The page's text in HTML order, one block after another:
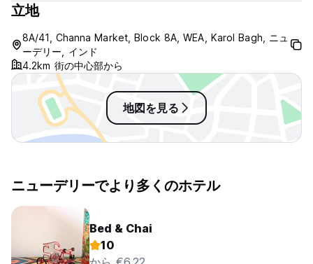
立地
8A/41, Channa Market, Block 8A, WEA, Karol Bagh, ニュ
ーデリー, インド
4.2km 街の中心部から
地図を見る
ニューデリーでより多くのホテル
Bed & Chai
10